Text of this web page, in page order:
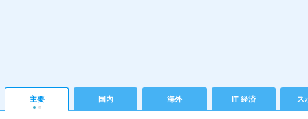
主要 国内 海外 IT 経済 ス